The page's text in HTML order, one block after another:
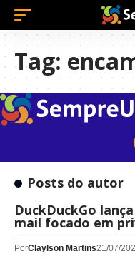
Tag:
Posts do autor
DuckDuckGo
mail focado em
PorClaylson Martins21/07/